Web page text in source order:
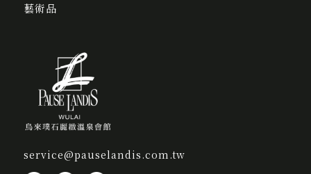
藝術品
service@pauselandis.com.tw